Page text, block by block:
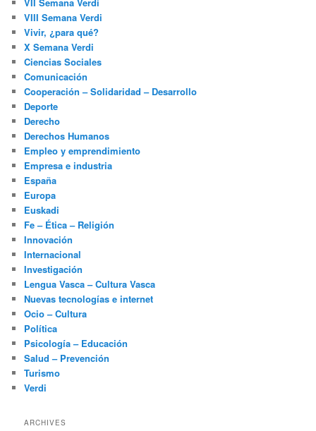
VIII Semana Verdi
Vivir, ¿para qué?
X Semana Verdi
Ciencias Sociales
Comunicación
Cooperación – Solidaridad – Desarrollo
Deporte
Derecho
Derechos Humanos
Empleo y emprendimiento
Empresa e industria
España
Europa
Euskadi
Fe – Ética – Religión
Innovación
Internacional
Investigación
Lengua Vasca – Cultura Vasca
Nuevas tecnologías e internet
Ocio – Cultura
Política
Psicología – Educación
Salud – Prevención
Turismo
Verdi
ARCHIVES